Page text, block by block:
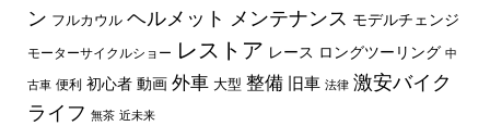
ン フルカウル ヘルメット メンテナンス モデルチェンジ
モーターサイクルショー レストア レース ロングツーリング 中
古車 便利 初心者 動画 外車 大型 整備 旧車 法律 激安バイク
ライフ 無茶 近未来